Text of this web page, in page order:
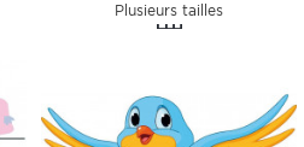
Plusieurs tailles